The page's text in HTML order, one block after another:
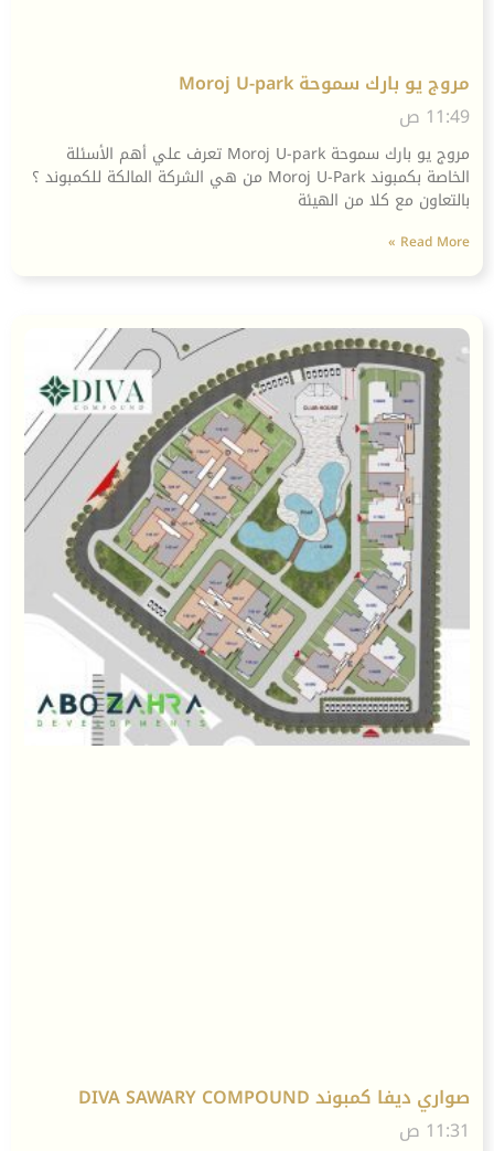
مروج يو بارك سموحة Moroj U-park
11:49 ص
مروج يو بارك سموحة Moroj U-park تعرف علي أهم الأسئلة
الخاصة بكمبوند Moroj U-Park من هي الشركة المالكة للكمبوند ؟
بالتعاون مع كلا من الهيئة
Read More »
صواري ديفا كمبوند DIVA SAWARY COMPOUND
11:31 ص